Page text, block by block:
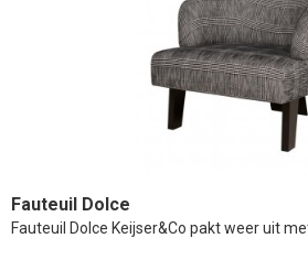
Fauteuil Dolce
Fauteuil Dolce Keijser&Co pakt weer uit